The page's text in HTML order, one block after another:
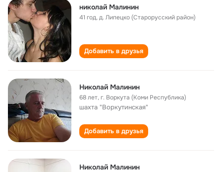
николай Малинин
41 год,д. Липецко (Старорусский район)
Добавить в друзья
Николай Малинин
68 лет,г. Воркута (Коми Республика)
шахта "Воркутинская"
Добавить в друзья
Николай Малинин